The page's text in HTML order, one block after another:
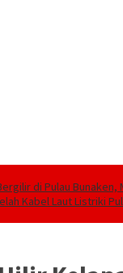
di Pulau Bunaken,
Kabel Laut Listriki